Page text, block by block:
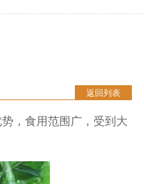
返回列表
，食用范围广，受到大